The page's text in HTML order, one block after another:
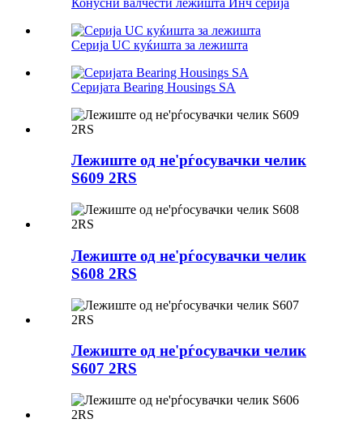
Серија UC куќишта за лежишта
Серијата Bearing Housings SA
Лежиште од не'рѓосувачки челик
S609 2RS
Лежиште од не'рѓосувачки челик
S608 2RS
Лежиште од не'рѓосувачки челик
S607 2RS